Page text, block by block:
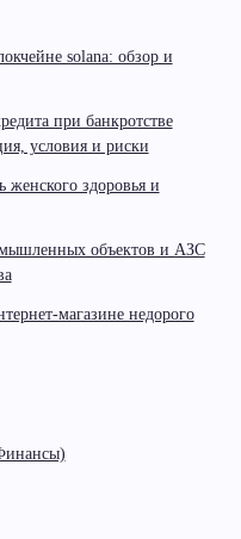
solana: обзор и
при банкротстве
условия и риски
женского здоровья и
объектов и АЗС
магазине недорого